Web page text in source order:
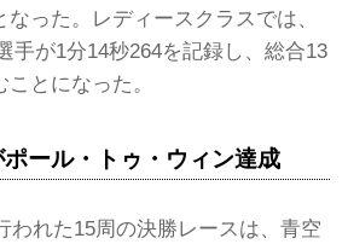
った。レディースクラスでは、
手が1分14秒264を記録し、総合13
とになった。
ール・トゥ・ウィン達成
われた15周の決勝レースは、青空